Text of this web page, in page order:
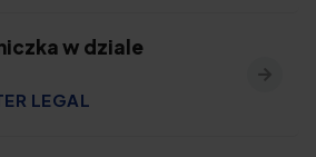
w dziale
LEGAL